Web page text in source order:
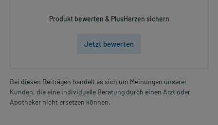
Produkt bewerten & PlusHerzen sichern
Jetzt bewerten
Bei diesen Beiträgen handelt es sich um Meinungen unserer
Kunden, die eine individuelle Beratung durch einen Arzt oder
Apotheker nicht ersetzen können.